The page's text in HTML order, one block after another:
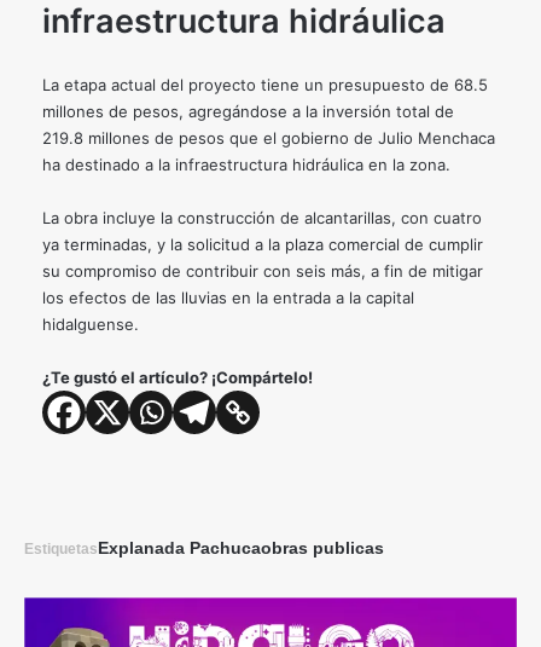
infraestructura hidráulica
La etapa actual del proyecto tiene un presupuesto de 68.5
millones de pesos, agregándose a la inversión total de
219.8 millones de pesos que el gobierno de Julio Menchaca
ha destinado a la infraestructura hidráulica en la zona.
La obra incluye la construcción de alcantarillas, con cuatro
ya terminadas, y la solicitud a la plaza comercial de cumplir
su compromiso de contribuir con seis más, a fin de mitigar
los efectos de las lluvias en la entrada a la capital
hidalguense.
¿Te gustó el artículo? ¡Compártelo!
EstiquetasExplanada Pachucaobras publicas